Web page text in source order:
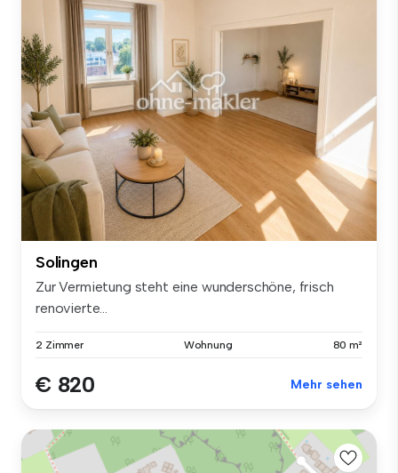
Solingen
Zur Vermietung steht eine wunderschöne, frisch
renovierte...
2 Zimmer Wohnung 80 m²
€ 820 Mehr sehen